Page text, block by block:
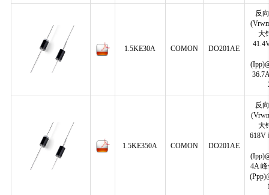
1.5KE30A COMON DO201AE
反
大
1.5KE350A COMON DO201AE
反
大
618V
4A